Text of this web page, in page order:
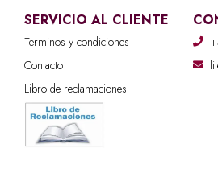
SERVICIO AL CLIENTE
Terminos y condiciones
Contacto
Libro de reclamaciones